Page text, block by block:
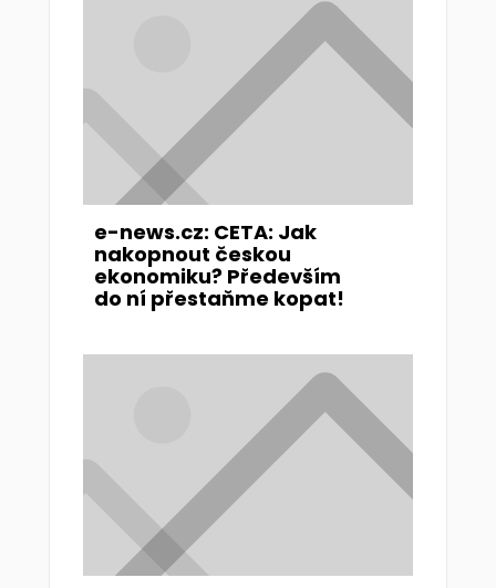
e-news.cz: CETA: Jak
nakopnout českou
ekonomiku? Především
do ní přestaňme kopat!